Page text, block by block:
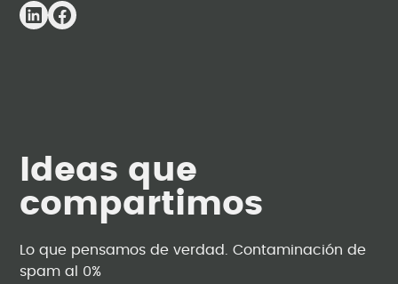
Ideas que
compartimos
Lo que pensamos de verdad. Contaminación de
spam al 0%